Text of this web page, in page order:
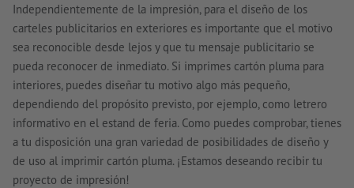
Independientemente de la impresión, para el diseño de los
carteles publicitarios en exteriores es importante que el motivo
sea reconocible desde lejos y que tu mensaje publicitario se
pueda reconocer de inmediato. Si imprimes cartón pluma para
interiores, puedes diseñar tu motivo algo más pequeño,
dependiendo del propósito previsto, por ejemplo, como letrero
informativo en el estand de feria. Como puedes comprobar, tienes
a tu disposición una gran variedad de posibilidades de diseño y
de uso al imprimir cartón pluma. ¡Estamos deseando recibir tu
proyecto de impresión!